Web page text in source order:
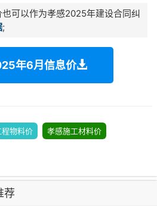
可以作为孝感2025年建设合同纠
;
年6月信息价
物料价 孝感施工材料价
荐